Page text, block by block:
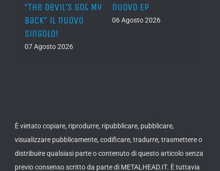
“The Devil’s Got My
Back” il nuovo
singolo!
07 Agosto 2026
nuovo EP
06 Agosto 2026
È vietato copiare, riprodurre, ripubblicare, pubblicare,
visualizzare pubblicamente, codificare, tradurre, trasmettere o
distribuire qualsiasi parte o contenuto di questo articolo senza
previo consenso scritto da parte di METALHEAD.IT. È tuttavia